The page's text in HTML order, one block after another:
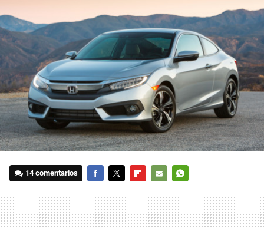
14 comentarios
MAIL